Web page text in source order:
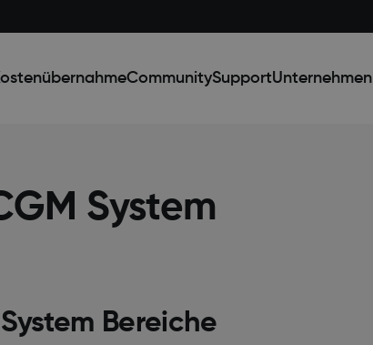
CommunitySupportUnternehmen
System
Bereiche